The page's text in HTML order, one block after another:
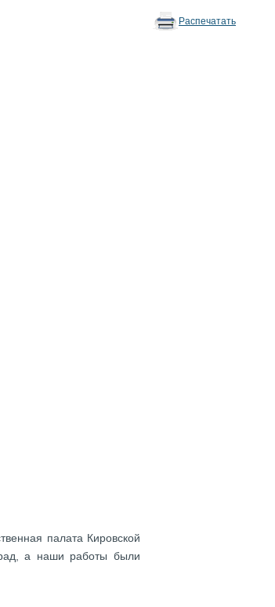
Распечатать
палата Кировской
а наши работы были